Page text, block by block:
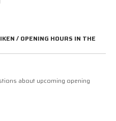
/ OPENING HOURS IN THE
about upcoming opening